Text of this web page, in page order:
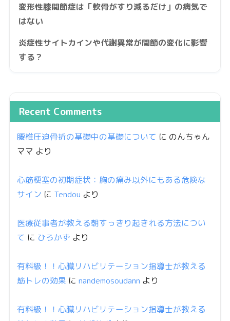
変形性膝関節症は「軟骨がすり減るだけ」の病気で
はない
炎症性サイトカインや代謝異常が関節の変化に影響
する？
Recent Comments
腰椎圧迫骨折の基礎中の基礎について に のんちゃん
ママ より
心筋梗塞の初期症状：胸の痛み以外にもある危険な
サイン に Tendou より
医療従事者が教える朝すっきり起きれる方法につい
て に ひろかず より
有料級！！心臓リハビリテーション指導士が教える
筋トレの効果 に nandemosoudann より
有料級！！心臓リハビリテーション指導士が教える